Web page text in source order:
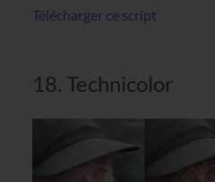
Télécharger ce script
18. Technicolor